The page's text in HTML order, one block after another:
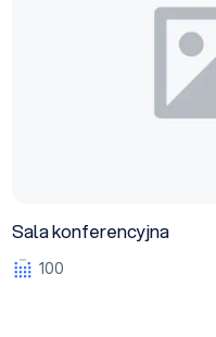
Sala konferencyjna
100